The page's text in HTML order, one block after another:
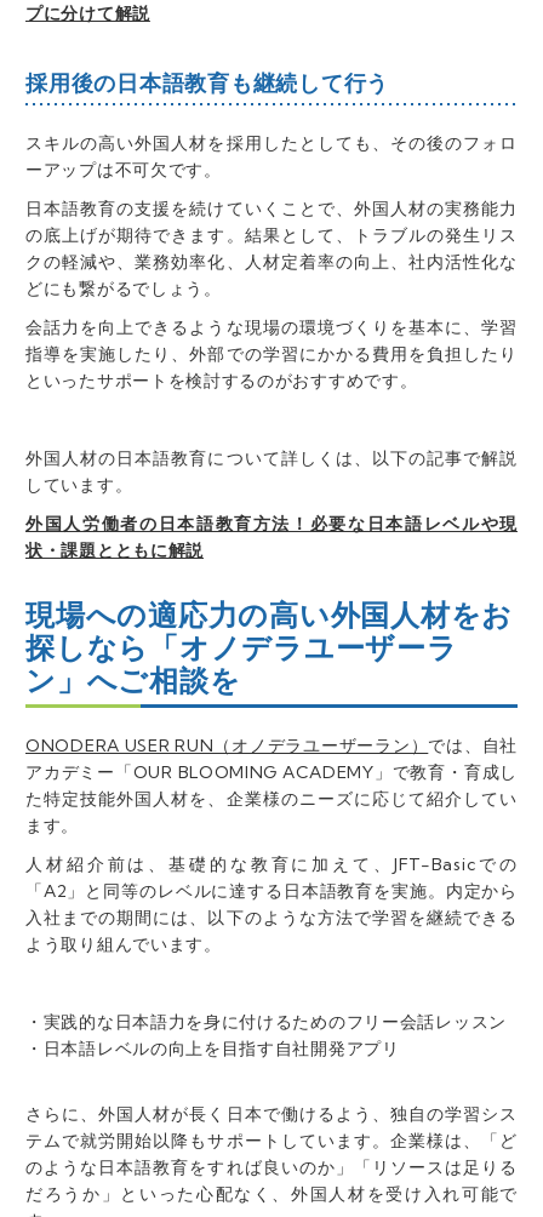
プに分けて解説
採用後の日本語教育も継続して行う
スキルの高い外国人材を採用したとしても、その後のフォロ
ーアップは不可欠です。
日本語教育の支援を続けていくことで、外国人材の実務能力
の底上げが期待できます。結果として、トラブルの発生リス
クの軽減や、業務効率化、人材定着率の向上、社内活性化な
どにも繋がるでしょう。
会話力を向上できるような現場の環境づくりを基本に、学習
指導を実施したり、外部での学習にかかる費用を負担したり
といったサポートを検討するのがおすすめです。
外国人材の日本語教育について詳しくは、以下の記事で解説
しています。
外国人労働者の日本語教育方法！必要な日本語レベルや現
状・課題とともに解説
現場への適応力の高い外国人材をお
探しなら「オノデラユーザーラ
ン」へご相談を
ONODERA USER RUN（オノデラユーザーラン） では、自社
アカデミー「OUR BLOOMING ACADEMY」で教育・育成し
た特定技能外国人材を、企業様のニーズに応じて紹介してい
ます。
人材紹介前は、基礎的な教育に加えて、JFT-Basicでの
「A2」と同等のレベルに達する日本語教育を実施。内定から
入社までの期間には、以下のような方法で学習を継続できる
よう取り組んでいます。
・実践的な日本語力を身に付けるためのフリー会話レッスン
・日本語レベルの向上を目指す自社開発アプリ
さらに、外国人材が長く日本で働けるよう、独自の学習シス
テムで就労開始以降もサポートしています。企業様は、「ど
のような日本語教育をすれば良いのか」「リソースは足りる
だろうか」といった心配なく、外国人材を受け入れ可能で